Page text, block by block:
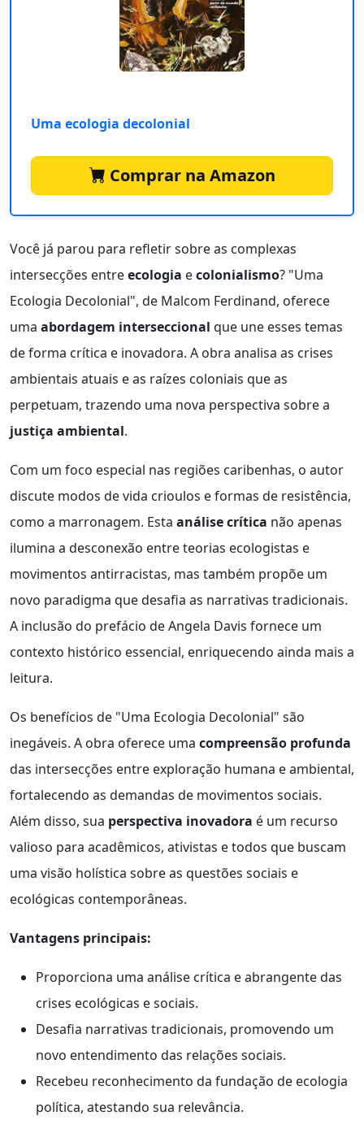
Uma ecologia decolonial
Comprar na Amazon
Você já parou para refletir sobre as complexas
intersecções entreecologia ecolonialismo? "Uma
Ecologia Decolonial", de Malcom Ferdinand, oferece
uma abordagem interseccional que une esses temas
de forma crítica e inovadora. A obra analisa as crises
ambientais atuais e as raízes coloniais que as
perpetuam, trazendo uma nova perspectiva sobre a
justiça ambiental.
Com um foco especial nas regiões caribenhas, o autor
discute modos de vida crioulos e formas de resistência,
como a marronagem. Esta análise crítica não apenas
ilumina a desconexão entre teorias ecologistas e
movimentos antirracistas, mas também propõe um
novo paradigma que desafia as narrativas tradicionais.
A inclusão do prefácio de Angela Davis fornece um
contexto histórico essencial, enriquecendo ainda mais a
leitura.
Os benefícios de "Uma Ecologia Decolonial" são
inegáveis. A obra oferece uma compreensão profunda
das intersecções entre exploração humana e ambiental,
fortalecendo as demandas de movimentos sociais.
Além disso, sua perspectiva inovadora é um recurso
valioso para acadêmicos, ativistas e todos que buscam
uma visão holística sobre as questões sociais e
ecológicas contemporâneas.
Vantagens principais:
Proporciona uma análise crítica e abrangente das
crises ecológicas e sociais.
Desafia narrativas tradicionais, promovendo um
novo entendimento das relações sociais.
Recebeu reconhecimento da fundação de ecologia
política, atestando sua relevância.